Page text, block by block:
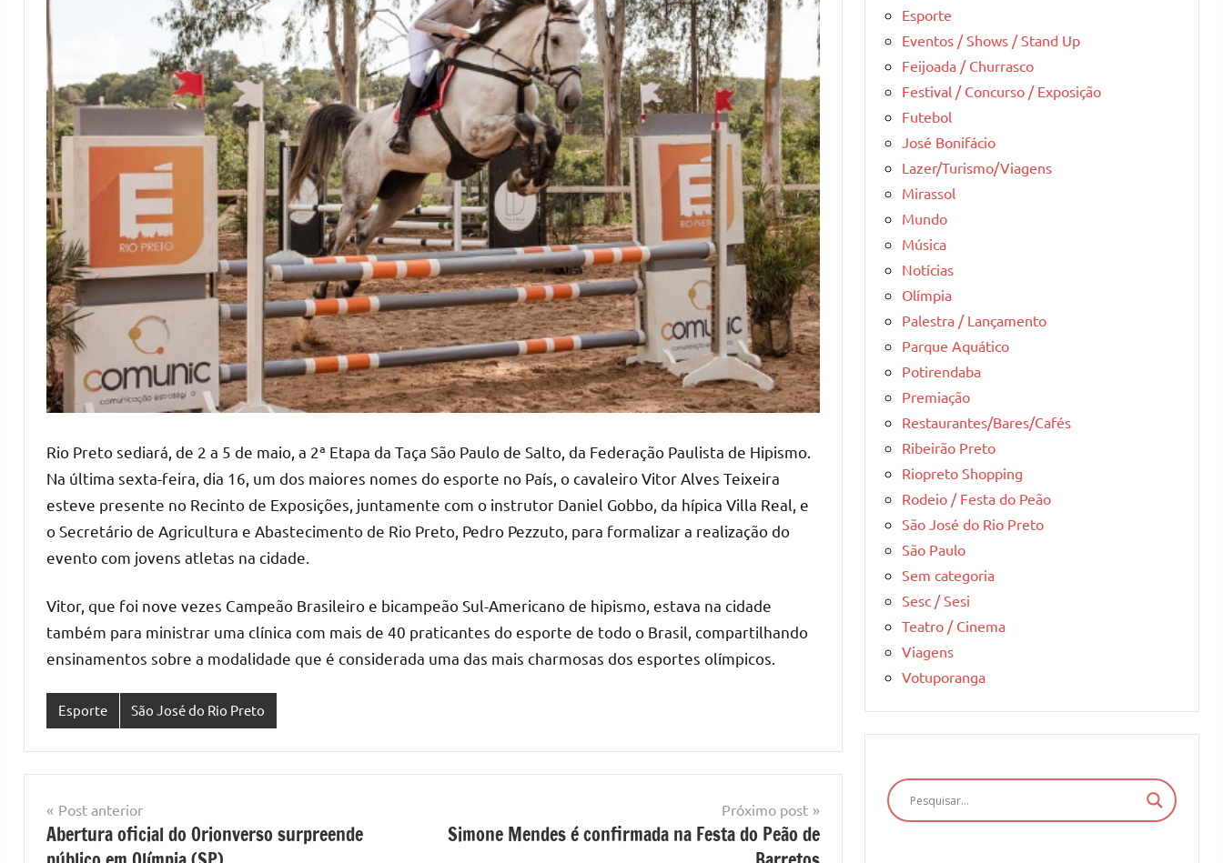
Rio Preto sediará, de 2 a 5 de maio, a 2ª Etapa da Taça São Paulo de Salto, da Federação Paulista de Hipismo.
Na última sexta-feira, dia 16, um dos maiores nomes do esporte no País, o cavaleiro Vitor Alves Teixeira
esteve presente no Recinto de Exposições, juntamente com o instrutor Daniel Gobbo, da hípica Villa Real, e
o Secretário de Agricultura e Abastecimento de Rio Preto, Pedro Pezzuto, para formalizar a realização do
evento com jovens atletas na cidade.
Vitor, que foi nove vezes Campeão Brasileiro e bicampeão Sul-Americano de hipismo, estava na cidade
também para ministrar uma clínica com mais de 40 praticantes do esporte de todo o Brasil, compartilhando
ensinamentos sobre a modalidade que é considerada uma das mais charmosas dos esportes olímpicos.
Esporte São José do Rio Preto
Navegação
de
Post anterior
Abertura oficial do Orionverso surpreende
Próximo post
Simone Mendes é confirmada na Festa do Peão de
Esporte
Eventos / Shows / Stand Up
Feijoada / Churrasco
Festival / Concurso / Exposição
Futebol
José Bonifácio
Lazer/Turismo/Viagens
Mirassol
Mundo
Música
Notícias
Olímpia
Palestra / Lançamento
Parque Aquático
Potirendaba
Premiação
Restaurantes/Bares/Cafés
Ribeirão Preto
Riopreto Shopping
Rodeio / Festa do Peão
São José do Rio Preto
São Paulo
Sem categoria
Sesc / Sesi
Teatro / Cinema
Viagens
Votuporanga